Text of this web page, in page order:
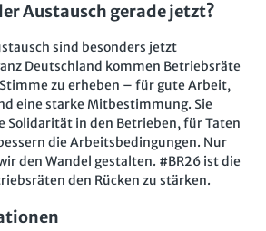
Austausch gerade jetzt?
sind besonders jetzt
Deutschland kommen Betriebsräte
zu erheben – für gute Arbeit,
eine starke Mitbestimmung. Sie
Solidarität in den Betrieben, für Taten
die Arbeitsbedingungen. Nur
den Wandel gestalten. #BR26 ist die
den Rücken zu stärken.